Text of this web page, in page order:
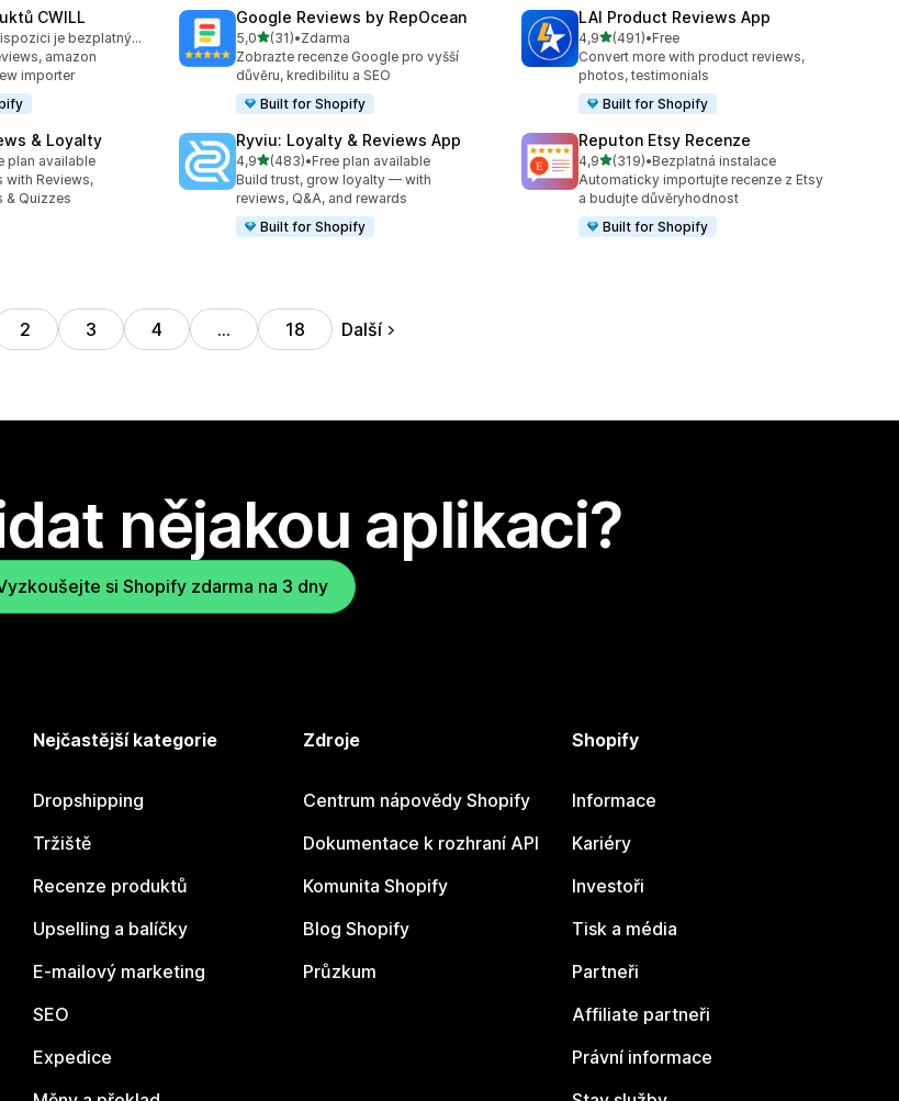
CWILL
1495
K dispozici je bezplatný plán
amazon
importer
Google Reviews by RepOcean
5,0z 5 hvězd
(31)
Celkový počet recenzí: 31
•Zdarma
Zobrazte recenze Google pro vyšší
důvěru, kredibilitu a SEO
Built for Shopify
LAI Product Reviews App
4,9z 5 hvězd
(491)
Celkový počet recenzí: 491
•Free
Convert more with product reviews,
photos, testimonials
Built for Shopify
& Loyalty
1314
plan available
with Reviews,
& Quizzes
Ryviu: Loyalty & Reviews App
4,9z 5 hvězd
(483)
Celkový počet recenzí: 483
•Free plan available
Build trust, grow loyalty — with
reviews, Q&A, and rewards
Built for Shopify
Reputon Etsy Recenze
4,9z 5 hvězd
(319)
Celkový počet recenzí: 319
•Bezplatná instalace
Automaticky importujte recenze z Etsy
a budujte důvěryhodnost
Built for Shopify
2 3 4 … 18 Další
nějakou aplikaci?
si Shopify zdarma na 3 dny
Nejčastější kategorie
Dropshipping
Tržiště
Recenze produktů
Upselling a balíčky
E-mailový marketing
SEO
Expedice
Zdroje
Centrum nápovědy Shopify
Dokumentace k rozhraní API
Komunita Shopify
Blog Shopify
Průzkum
Shopify
Informace
Kariéry
Investoři
Tisk a média
Partneři
Affiliate partneři
Právní informace